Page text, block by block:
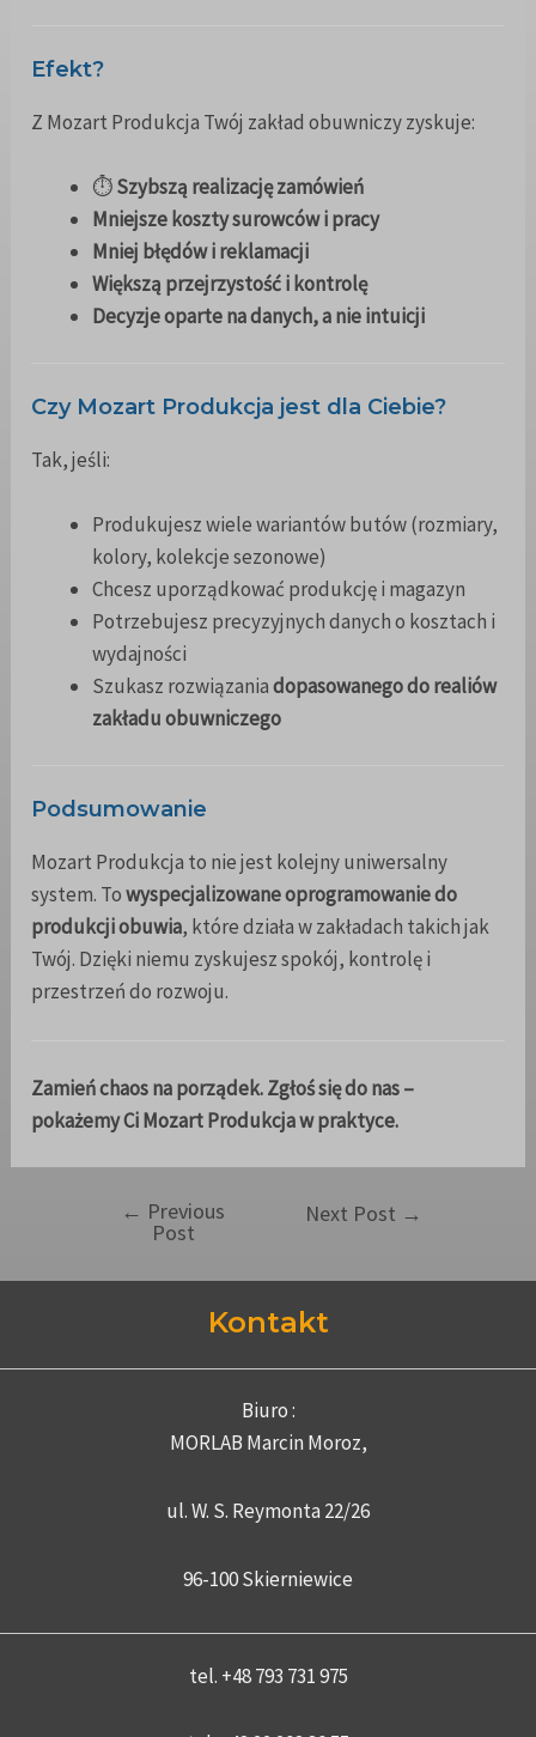
Efekt?
Z Mozart Produkcja Twój zakład obuwniczy zyskuje:
⏱️Szybszą realizację zamówień
Mniejsze koszty surowców i pracy
Mniej błędów i reklamacji
Większą przejrzystość i kontrolę
Decyzje oparte na danych, a nie intuicji
Czy Mozart Produkcja jest dla Ciebie?
Tak, jeśli:
Produkujesz wiele wariantów butów (rozmiary,
kolory, kolekcje sezonowe)
Chcesz uporządkować produkcję i magazyn
Potrzebujesz precyzyjnych danych o kosztach i
wydajności
Szukasz rozwiązaniadopasowanego do realiów
zakładu obuwniczego
Podsumowanie
Mozart Produkcja to nie jest kolejny uniwersalny
system. Towyspecjalizowane oprogramowanie do
produkcji obuwia, które działa w zakładach takich jak
Twój. Dzięki niemu zyskujesz spokój, kontrolę i
przestrzeń do rozwoju.
Zamień chaos na porządek. Zgłoś się do nas –
pokażemy Ci Mozart Produkcja w praktyce.
← Previous
Post
Next Post →
Kontakt
Biuro :
MORLAB Marcin Moroz,
ul. W. S. Reymonta 22/26
96-100 Skierniewice
tel. +48 793 731 975